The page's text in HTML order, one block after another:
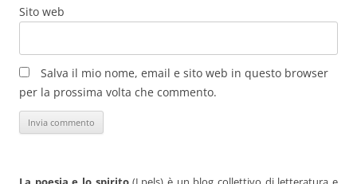
Sito web
Salva il mio nome, email e sito web in questo browser
per la prossima volta che commento.